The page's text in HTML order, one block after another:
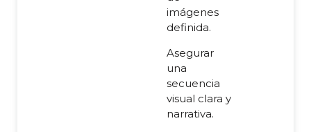
imágenes
definida.
Asegurar
una
secuencia
visual clara y
narrativa.